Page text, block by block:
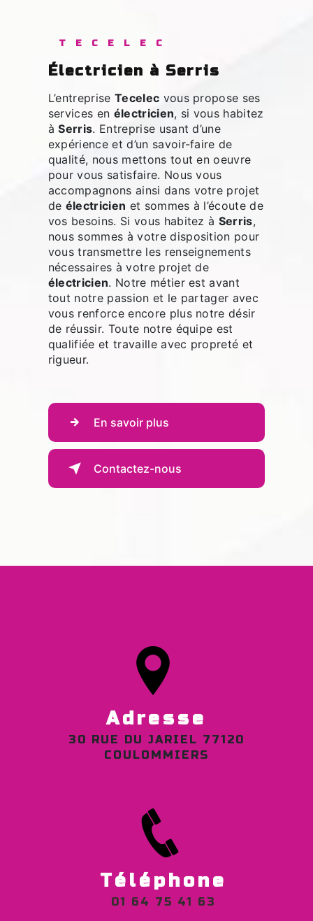
TECELEC
électricien à Serris
L’entreprise Tecelec vous propose ses
services en électricien, si vous habitez
àSerris. Entreprise usant d’une
expérience et d’un savoir-faire de
qualité, nous mettons tout en oeuvre
pour vous satisfaire. Nous vous
accompagnons ainsi dans votre projet
de électricien et sommes à l’écoute de
vos besoins. Si vous habitez à Serris,
nous sommes à votre disposition pour
vous transmettre les renseignements
nécessaires à votre projet de
électricien. Notre métier est avant
tout notre passion et le partager avec
vous renforce encore plus notre désir
de réussir. Toute notre équipe est
qualifiée et travaille avec propreté et
rigueur.
En savoir plus
Contactez-nous
Adresse
30 RUE DU JARIEL 77120
COULOMMIERS
Téléphone
01 64 75 41 63